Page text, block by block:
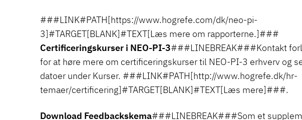
###LINK#PATH[https://www.hogrefe.com/dk/neo-pi-
3]#TARGET[BLANK]#TEXT[Læs mere om rapporterne.]###
Certificeringskurser i NEO-PI-3###LINEBREAK###Kontakt
for at høre mere om certificeringskurser til NEO-PI-3 erhverv og
datoer under Kurser. ###LINK#PATH[http://www.hogrefe.dk/hr-
temaer/certificering]#TARGET[BLANK]#TEXT[Læs mere]###.
Download Feedbackskema###LINEBREAK###Som et